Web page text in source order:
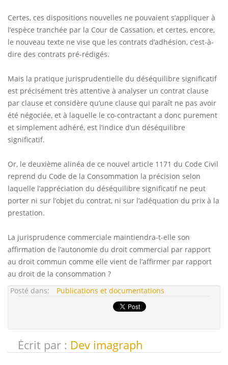
Certes, ces dispositions nouvelles ne pouvaient s’appliquer à
l’espèce tranchée par la Cour de Cassation, et certes, encore,
le nouveau texte ne vise que les contrats d’adhésion, c’est-à-
dire des contrats pré-rédigés.
Mais la pratique jurisprudentielle du déséquilibre significatif
est précisément très attentive à analyser un contrat clause
par clause et considère qu’une clause qui paraît ne pas avoir
été négociée, et à laquelle le co-contractant a donc purement
et simplement adhéré, est l’indice d’un déséquilibre
significatif.
Or, le deuxième alinéa de ce nouvel article 1171 du Code Civil
reprend du Code de la Consommation la précision selon
laquelle l’appréciation du déséquilibre significatif ne peut
porter ni sur l’objet du contrat, ni sur l’adéquation du prix à la
prestation.
La jurisprudence commerciale maintiendra-t-elle son
affirmation de l’autonomie du droit commercial par rapport
au droit commun comme elle vient de l’affirmer par rapport
au droit de la consommation ?
Posté dans:
Publications et documentations
Écrit par : Dev imagraph